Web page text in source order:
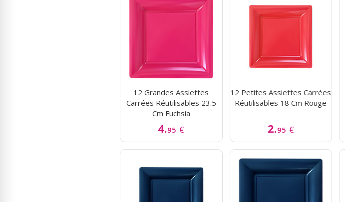
12 Grandes Assiettes
Carrées Réutilisables 23.5
Cm Fuchsia
4.95 €
12 Petites Assiettes Carrées
Réutilisables 18 Cm Rouge
2.95 €